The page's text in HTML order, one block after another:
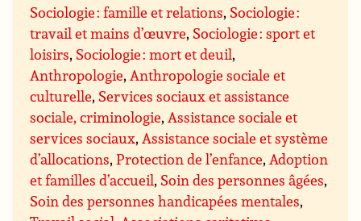
Sociologie : famille et relations, Sociologie :
travail et mains d’œuvre, Sociologie : sport et
loisirs, Sociologie : mort et deuil,
Anthropologie,Anthropologie sociale et
culturelle, Services sociaux et assistance
sociale, criminologie,Assistance sociale et
services sociaux,Assistance sociale et système
d’allocations,Protection de l’enfance,Adoption
et familles d’accueil, Soin des personnes âgées,
Soin des personnes handicapées mentales,